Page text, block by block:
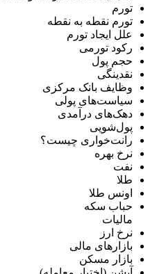
تورم
تورم نقطه به نقطه
علل ایجاد تورم
رکود تورمی
حجم پول
نقدینگی
وظایف بانک مرکزی
سیاست‌های پولی
دهک‌های درآمدی
پول‌شویی
رانت‌خواری چیست؟
نرخ بهره
نفت
طلا
اونس طلا
حباب سکه
مالیات
نرخ ارز
بازارهای مالی
بازار مسکن